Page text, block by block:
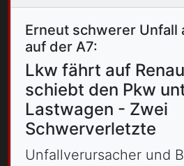
Erneut schwerer Unfall
auf der A7:
Lkw fährt auf
schiebt den Pkw
Lastwagen - Zwei
Schwerverletzte
Unfallverursacher und